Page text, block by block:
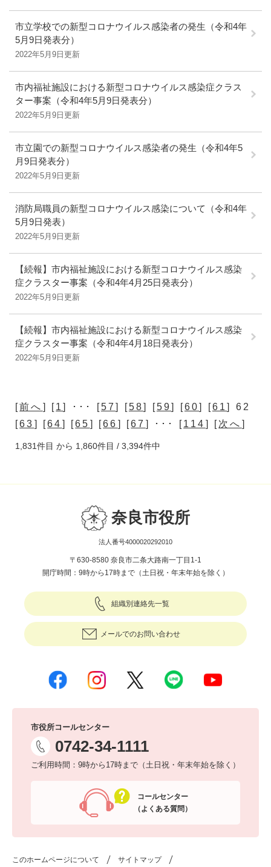
市立学校での新型コロナウイルス感染者の発生（令和4年
5月9日発表分）
2022年5月9日更新
市内福祉施設における新型コロナウイルス感染症クラス
ター事案（令和4年5月9日発表分）
2022年5月9日更新
市立園での新型コロナウイルス感染者の発生（令和4年5
月9日発表分）
2022年5月9日更新
消防局職員の新型コロナウイルス感染について（令和4年
5月9日発表）
2022年5月9日更新
【続報】市内福祉施設における新型コロナウイルス感染
症クラスター事案（令和4年4月25日発表分）
2022年5月9日更新
【続報】市内福祉施設における新型コロナウイルス感染
症クラスター事案（令和4年4月18日発表分）
2022年5月9日更新
[前へ ] [1] ･･･ [57] [58] [59] [60] [61] 62
[63 ] [64 ] [65 ] [66 ] [67 ] ･･･ [114 ] [次へ ]
1,831件目 から 1,860件目 / 3,394件中
奈良市役所
法人番号4000020292010
〒630-8580 奈良市二条大路南一丁目1-1
開庁時間：9時から17時まで（土日祝・年末年始を除く）
組織別連絡先一覧
メールでのお問い合わせ
市役所コールセンター
0742-34-1111
ご利用時間：9時から17時まで（土日祝・年末年始を除く）
コールセンター
（よくある質問）
このホームページについて サイトマップ